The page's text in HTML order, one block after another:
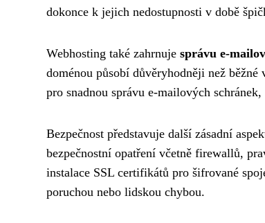
dokonce k jejich nedostupnosti v době
Webhosting také zahrnuje správu e-
doménou působí důvěryhodněji než
pro snadnou správu e-mailových
Bezpečnost představuje další zásadní
bezpečnostní opatření včetně firewallů,
instalace SSL certifikátů pro šifrované
poruchou nebo lidskou chybou.